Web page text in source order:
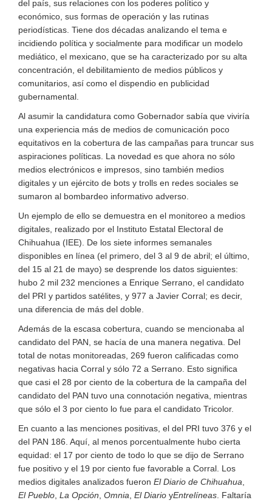
del país, sus relaciones con los poderes político y
económico, sus formas de operación y las rutinas
periodísticas. Tiene dos décadas analizando el tema e
incidiendo política y socialmente para modificar un modelo
mediático, el mexicano, que se ha caracterizado por su alta
concentración, el debilitamiento de medios públicos y
comunitarios, así como el dispendio en publicidad
gubernamental.
Al asumir la candidatura como Gobernador sabía que viviría
una experiencia más de medios de comunicación poco
equitativos en la cobertura de las campañas para truncar sus
aspiraciones políticas. La novedad es que ahora no sólo
medios electrónicos e impresos, sino también medios
digitales y un ejército de bots y trolls en redes sociales se
sumaron al bombardeo informativo adverso.
Un ejemplo de ello se demuestra en el monitoreo a medios
digitales, realizado por el Instituto Estatal Electoral de
Chihuahua (IEE). De los siete informes semanales
disponibles en línea (el primero, del 3 al 9 de abril; el último,
del 15 al 21 de mayo) se desprende los datos siguientes:
hubo 2 mil 232 menciones a Enrique Serrano, el candidato
del PRI y partidos satélites, y 977 a Javier Corral; es decir,
una diferencia de más del doble.
Además de la escasa cobertura, cuando se mencionaba al
candidato del PAN, se hacía de una manera negativa. Del
total de notas monitoreadas, 269 fueron calificadas como
negativas hacia Corral y sólo 72 a Serrano. Esto significa
que casi el 28 por ciento de la cobertura de la campaña del
candidato del PAN tuvo una connotación negativa, mientras
que sólo el 3 por ciento lo fue para el candidato Tricolor.
En cuanto a las menciones positivas, el del PRI tuvo 376 y el
del PAN 186. Aquí, al menos porcentualmente hubo cierta
equidad: el 17 por ciento de todo lo que se dijo de Serrano
fue positivo y el 19 por ciento fue favorable a Corral. Los
medios digitales analizados fueron El Diario de Chihuahua
El Pueblo La Opción Omnia El Diario yEntrelíneas . Faltaría